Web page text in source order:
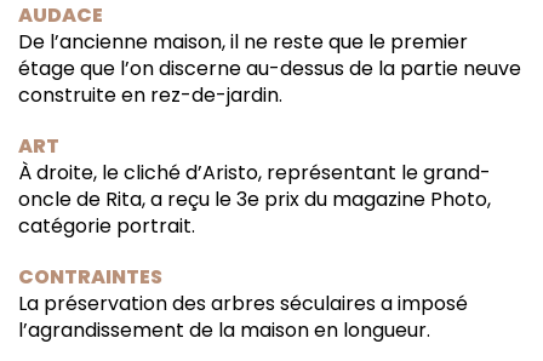
AUDACE
De l’ancienne maison, il ne reste que le premier
étage que l’on discerne au-dessus de la partie neuve
construite en rez-de-jardin.
ART
À droite, le cliché d’Aristo, représentant le grand-
oncle de Rita, a reçu le 3e prix du magazine Photo,
catégorie portrait.
CONTRAINTES
La préservation des arbres séculaires a imposé
l’agrandissement de la maison en longueur.